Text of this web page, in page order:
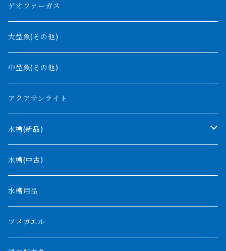
バンジャール
ラプラディ
ギニア
ナイジェリア
コンギクス
オルナティピンニス
コンゴ
タンガニーカ
ウィークシー
モケレンベンベ
デルヘッジ
ザイールグリーン
パルマス
ゲオファーガス
大型魚(その他)
中型魚(その他)
アクアサンライト
水槽(新品)
1200mm以下
1500mm
1800mm
水槽(中古)
水槽用品
ツメガエル